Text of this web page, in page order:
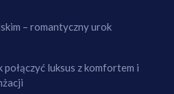
– romantyczny urok
luksus z komfortem i